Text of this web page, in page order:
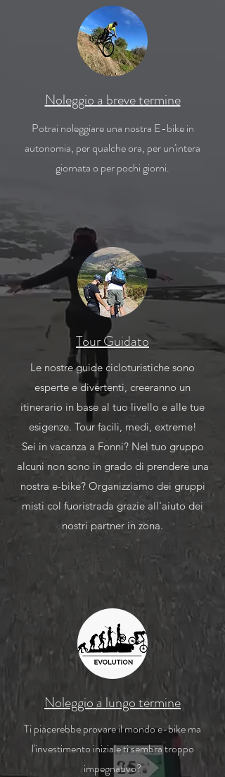
Noleggio a breve termine
Potrai noleggiare una nostra E-bike in
autonomia, per qualche ora, per un'intera
giornata o per pochi giorni.
Tour Guidato
Le nostre guide cicloturistiche sono
esperte e divertenti, creeranno un
itinerario in base al tuo livello e alle tue
esigenze. ​Tour facili, medi, extreme!
Sei in vacanza a Fonni? Nel tuo gruppo
alcuni non sono in grado di prendere una
nostra e-bike? Organizziamo dei gruppi
misti col fuoristrada grazie all'aiuto dei
nostri partner in zona.
Noleggio a lungo termine
Ti piacerebbe provare il mondo e-bike ma
l'investimento iniziale ti sembra troppo
impegnativo?